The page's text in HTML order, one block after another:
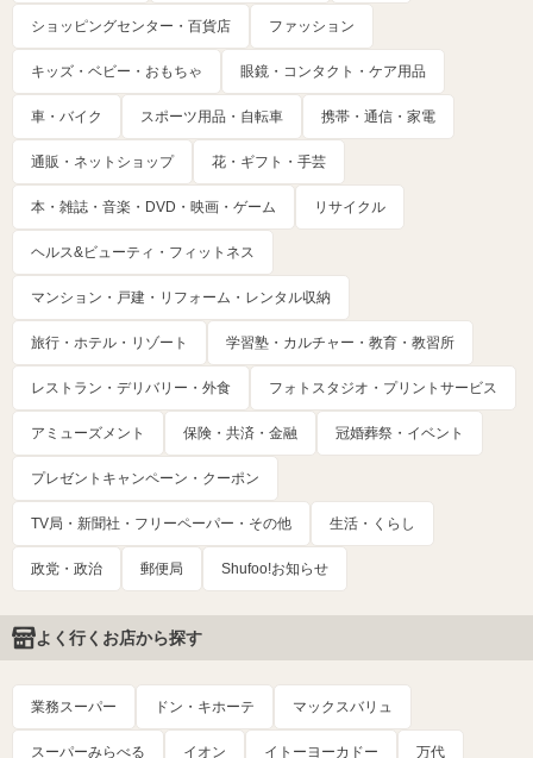
ショッピングセンター・百貨店 ファッション
キッズ・ベビー・おもちゃ 眼鏡・コンタクト・ケア用品
車・バイク スポーツ用品・自転車 携帯・通信・家電
通販・ネットショップ 花・ギフト・手芸
本・雑誌・音楽・DVD・映画・ゲーム リサイクル
ヘルス&ビューティ・フィットネス
マンション・戸建・リフォーム・レンタル収納
旅行・ホテル・リゾート 学習塾・カルチャー・教育・教習所
レストラン・デリバリー・外食 フォトスタジオ・プリントサービス
アミューズメント 保険・共済・金融 冠婚葬祭・イベント
プレゼントキャンペーン・クーポン
TV局・新聞社・フリーペーパー・その他 生活・くらし
政党・政治 郵便局 Shufoo!お知らせ
よく行くお店から探す
業務スーパー ドン・キホーテ マックスバリュ
スーパーみらべる イオン イトーヨーカドー 万代